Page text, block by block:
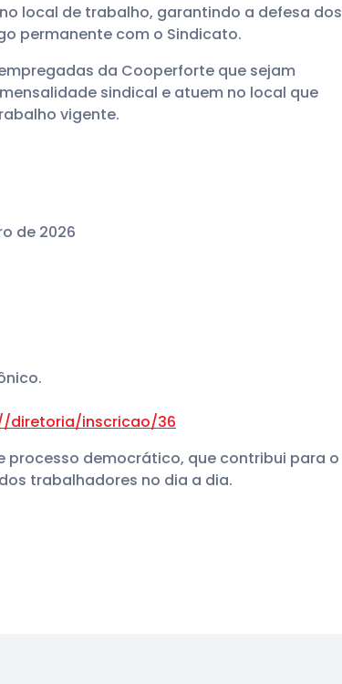
local de trabalho, garantindo a defesa dos
permanente com o Sindicato.
da Cooperforte que sejam
sindical e atuem no local que
vigente.
de 2026
diretoria/inscricao/36
democrático, que contribui para o
trabalhadores no dia a dia.